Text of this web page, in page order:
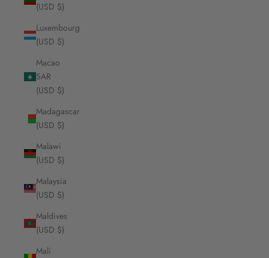
(USD $)
Luxembourg
(USD $)
Macao
SAR
(USD $)
Madagascar
(USD $)
Malawi
(USD $)
Malaysia
(USD $)
Maldives
(USD $)
Mali